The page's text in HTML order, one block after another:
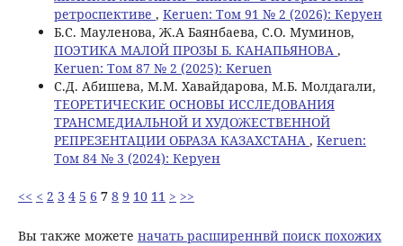
ретроспективе , Keruen: Том 91 № 2 (2026): Керуен
Б.С. Мауленова, Ж.А Баянбаева, С.О. Муминов,
ПОЭТИКА МАЛОЙ ПРОЗЫ Б. КАНАПЬЯНОВА ,
Keruen: Том 87 № 2 (2025): Keruen
С.Д. Абишева, М.М. Хавайдарова, M.Б. Молдагали,
ТЕОРЕТИЧЕСКИЕ ОСНОВЫ ИССЛЕДОВАНИЯ
ТРАНСМЕДИАЛЬНОЙ И ХУДОЖЕСТВЕННОЙ
РЕПРЕЗЕНТАЦИИ ОБРАЗА КАЗАХСТАНА , Keruen:
Том 84 № 3 (2024): Керуен
<< < 2 3 4 5 6 7 8 9 10 11 > >>
Вы также можете начать расширеннвй поиск похожих